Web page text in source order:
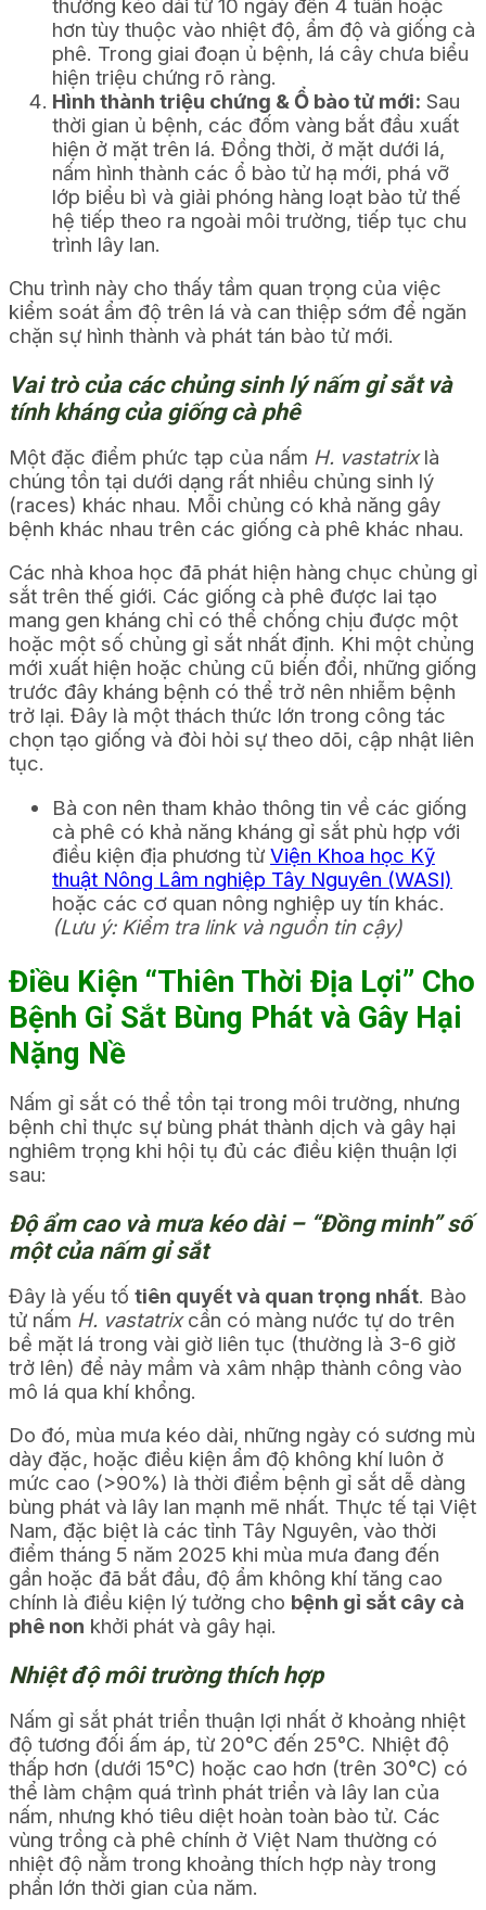
thường kéo dài từ 10 ngày đến 4 tuần hoặc
hơn tùy thuộc vào nhiệt độ, ẩm độ và giống cà
phê. Trong giai đoạn ủ bệnh, lá cây chưa biểu
hiện triệu chứng rõ ràng.
Hình thành triệu chứng & Ổ bào tử mới: Sau
thời gian ủ bệnh, các đốm vàng bắt đầu xuất
hiện ở mặt trên lá. Đồng thời, ở mặt dưới lá,
nấm hình thành các ổ bào tử hạ mới, phá vỡ
lớp biểu bì và giải phóng hàng loạt bào tử thế
hệ tiếp theo ra ngoài môi trường, tiếp tục chu
trình lây lan.
Chu trình này cho thấy tầm quan trọng của việc
kiểm soát ẩm độ trên lá và can thiệp sớm để ngăn
chặn sự hình thành và phát tán bào tử mới.
Vai trò của các chủng sinh lý nấm gỉ sắt và
tính kháng của giống cà phê
Một đặc điểm phức tạp của nấm H. vastatrixlà
chúng tồn tại dưới dạng rất nhiều chủng sinh lý
(races) khác nhau. Mỗi chủng có khả năng gây
bệnh khác nhau trên các giống cà phê khác nhau.
Các nhà khoa học đã phát hiện hàng chục chủng gỉ
sắt trên thế giới. Các giống cà phê được lai tạo
mang gen kháng chỉ có thể chống chịu được một
hoặc một số chủng gỉ sắt nhất định. Khi một chủng
mới xuất hiện hoặc chủng cũ biến đổi, những giống
trước đây kháng bệnh có thể trở nên nhiễm bệnh
trở lại. Đây là một thách thức lớn trong công tác
chọn tạo giống và đòi hỏi sự theo dõi, cập nhật liên
tục.
Bà con nên tham khảo thông tin về các giống
cà phê có khả năng kháng gỉ sắt phù hợp với
điều kiện địa phương từ Viện Khoa học Kỹ
thuật Nông Lâm nghiệp Tây Nguyên (WASI)
hoặc các cơ quan nông nghiệp uy tín khác.
(Lưu ý: Kiểm tra link và nguồn tin cậy)
Điều Kiện “Thiên Thời Địa Lợi” Cho
Bệnh Gỉ Sắt Bùng Phát và Gây Hại
Nặng Nề
Nấm gỉ sắt có thể tồn tại trong môi trường, nhưng
bệnh chỉ thực sự bùng phát thành dịch và gây hại
nghiêm trọng khi hội tụ đủ các điều kiện thuận lợi
sau:
Độ ẩm cao và mưa kéo dài – “Đồng minh” số
một của nấm gỉ sắt
Đây là yếu tố tiên quyết và quan trọng nhất. Bào
tử nấm H. vastatrixcần có màng nước tự do trên
bề mặt lá trong vài giờ liên tục (thường là 3-6 giờ
trở lên) để nảy mầm và xâm nhập thành công vào
mô lá qua khí khổng.
Do đó, mùa mưa kéo dài, những ngày có sương mù
dày đặc, hoặc điều kiện ẩm độ không khí luôn ở
mức cao (>90%) là thời điểm bệnh gỉ sắt dễ dàng
bùng phát và lây lan mạnh mẽ nhất. Thực tế tại Việt
Nam, đặc biệt là các tỉnh Tây Nguyên, vào thời
điểm tháng 5 năm 2025 khi mùa mưa đang đến
gần hoặc đã bắt đầu, độ ẩm không khí tăng cao
chính là điều kiện lý tưởng cho bệnh gỉ sắt cây cà
phê non khởi phát và gây hại.
Nhiệt độ môi trường thích hợp
Nấm gỉ sắt phát triển thuận lợi nhất ở khoảng nhiệt
độ tương đối ấm áp, từ 20°C đến 25°C. Nhiệt độ
thấp hơn (dưới 15°C) hoặc cao hơn (trên 30°C) có
thể làm chậm quá trình phát triển và lây lan của
nấm, nhưng khó tiêu diệt hoàn toàn bào tử. Các
vùng trồng cà phê chính ở Việt Nam thường có
nhiệt độ nằm trong khoảng thích hợp này trong
phần lớn thời gian của năm.